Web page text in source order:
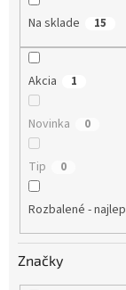
Na sklade 15
Akcia 1
Novinka 0
Tip 0
Rozbalené -
Značky